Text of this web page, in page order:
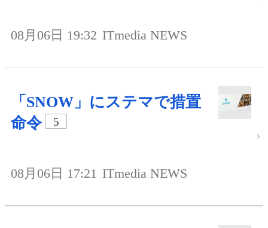
08月06日 19:32 ITmedia NEWS
「SNOW」にステマで措置
命令
5
08月06日 17:21 ITmedia NEWS